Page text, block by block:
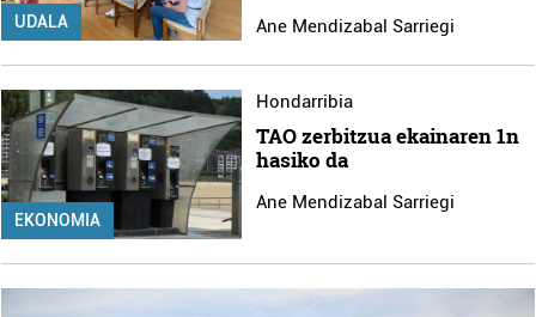
UDALA Ane Mendizabal Sarriegi
EKONOMIA
Hondarribia
TAO zerbitzua ekainaren 1n
hasiko da
Ane Mendizabal Sarriegi